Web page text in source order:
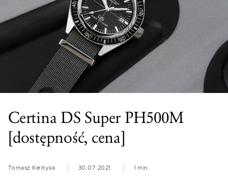
Certina DS Super PH500M
[dostępność, cena]
Tomasz Kiełtyka 30.07.2021 1 min.